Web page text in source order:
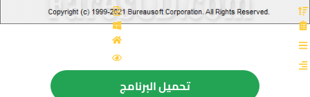
تحميل البرنامج